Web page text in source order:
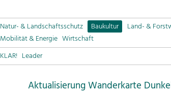
Natur- & Landschaftsschutz Baukultur Land- &
Mobilität & Energie Wirtschaft
KLAR! Leader
Aktualisierung Wanderkarte